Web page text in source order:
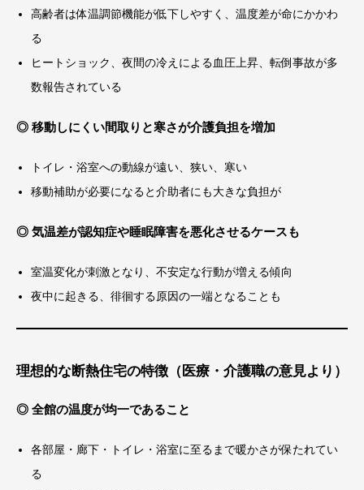
高齢者は体温調節機能が低下しやすく、温度差が命にかかわ
る
ヒートショック、夜間の冷えによる血圧上昇、転倒事故が多
数報告されている
◎ 移動しにくい間取りと寒さが介護負担を増加
トイレ・浴室への動線が遠い、狭い、寒い
移動補助が必要になると介助者にも大きな負担が
◎ 気温差が認知症や睡眠障害を悪化させるケースも
室温変化が刺激となり、不安定な行動が増える傾向
夜中に起きる、徘徊する原因の一端となることも
理想的な断熱住宅の特徴（医療・介護職の意見より）
◎ 全館の温度が均一であること
各部屋・廊下・トイレ・浴室に至るまで暖かさが保たれてい
る